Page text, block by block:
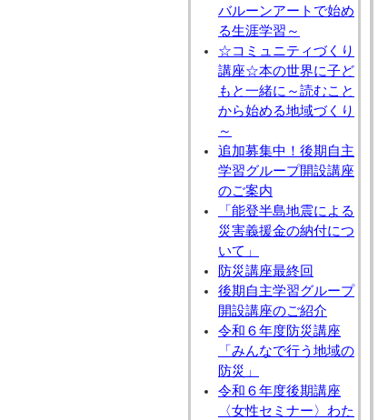
バルーンアートで始め
る生涯学習～
☆コミュニティづくり
講座☆本の世界に子ど
もと一緒に～読むこと
から始める地域づくり
～
追加募集中！後期自主
学習グループ開設講座
のご案内
「能登半島地震による
災害義援金の納付につ
いて」
防災講座最終回
後期自主学習グループ
開設講座のご紹介
令和６年度防災講座
「みんなで行う地域の
防災」
令和６年度後期講座
〈女性セミナー〉わた